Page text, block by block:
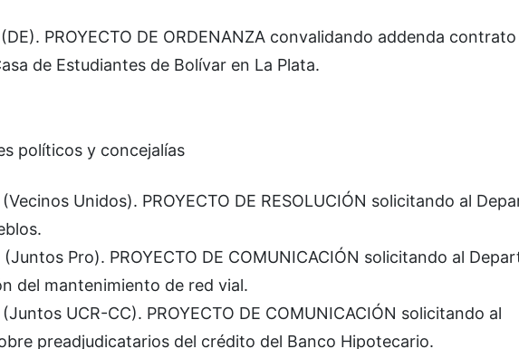
PROYECTO DE ORDENANZA convalidando addenda
de Estudiantes de Bolívar en La Plata.
políticos y concejalías
Unidos). PROYECTO DE RESOLUCIÓN solicitando al
Pro). PROYECTO DE COMUNICACIÓN solicitando al
del mantenimiento de red vial.
UCR-CC). PROYECTO DE COMUNICACIÓN solicitando al
preadjudicatarios del crédito del Banco Hipotecario.